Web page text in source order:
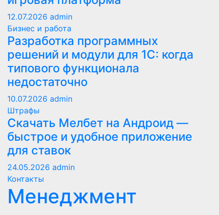
12.07.2026 admin
Бизнес и работа
Разработка программных
решений и модули для 1С: когда
типового функционала
недостаточно
10.07.2026 admin
Штрафы
Скачать Мелбет на Андроид —
быстрое и удобное приложение
для ставок
24.05.2026 admin
Контакты
Менеджмент